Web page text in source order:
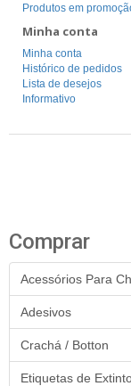
Produtos em
Minha conta
Minha conta
Histórico de pedidos
Lista de desejos
Informativo
Comprar
Acessórios Para
Adesivos
Crachá / Botton
Etiquetas de